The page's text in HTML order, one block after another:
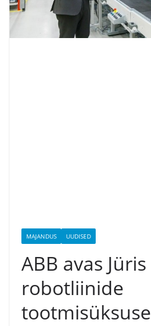
MAJANDUS UUDISED
ABB avas Jüris
robotliinide
tootmisüksuse